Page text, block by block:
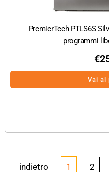
PremierTech PTLS6S
programmi
€
Vai al
indietro 1 2